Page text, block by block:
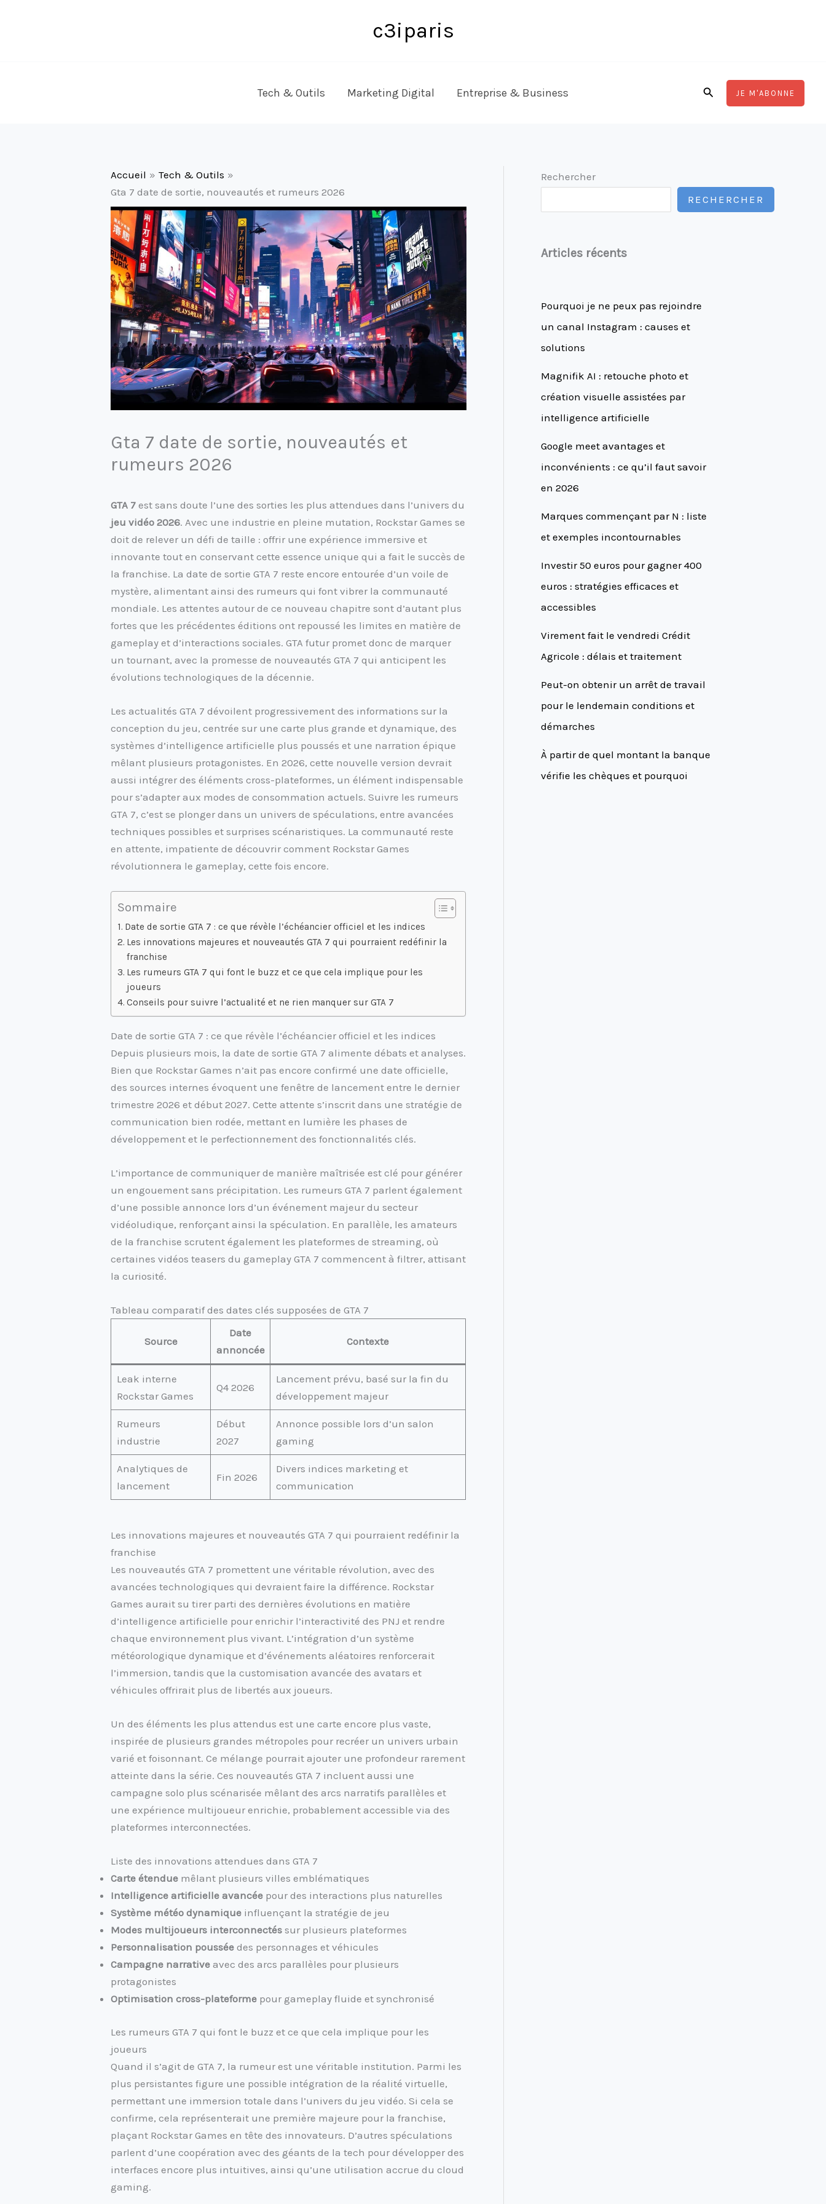
c3iparis
Tech & Outils Marketing Digital Entreprise & Business RechercherJE M'ABONNE
Accueil
Tech & Outils
Gta 7 date de sortie, nouveautés et rumeurs 2026
Gta 7 date de sortie, nouveautés et
rumeurs 2026
GTA 7 est sans doute l’une des sorties les plus attendues dans l’univers du
jeu vidéo 2026. Avec une industrie en pleine mutation, Rockstar Games se
doit de relever un défi de taille : offrir une expérience immersive et
innovante tout en conservant cette essence unique qui a fait le succès de
la franchise. La date de sortie GTA 7 reste encore entourée d’un voile de
mystère, alimentant ainsi des rumeurs qui font vibrer la communauté
mondiale. Les attentes autour de ce nouveau chapitre sont d’autant plus
fortes que les précédentes éditions ont repoussé les limites en matière de
gameplay et d’interactions sociales. GTA futur promet donc de marquer
un tournant, avec la promesse de nouveautés GTA 7 qui anticipent les
évolutions technologiques de la décennie.
Les actualités GTA 7 dévoilent progressivement des informations sur la
conception du jeu, centrée sur une carte plus grande et dynamique, des
systèmes d’intelligence artificielle plus poussés et une narration épique
mêlant plusieurs protagonistes. En 2026, cette nouvelle version devrait
aussi intégrer des éléments cross-plateformes, un élément indispensable
pour s’adapter aux modes de consommation actuels. Suivre les rumeurs
GTA 7, c’est se plonger dans un univers de spéculations, entre avancées
techniques possibles et surprises scénaristiques. La communauté reste
en attente, impatiente de découvrir comment Rockstar Games
révolutionnera le gameplay, cette fois encore.
Sommaire
Date de sortie GTA 7 : ce que révèle l’échéancier officiel et les indices
Les innovations majeures et nouveautés GTA 7 qui pourraient redéfinir la
franchise
Les rumeurs GTA 7 qui font le buzz et ce que cela implique pour les
joueurs
Conseils pour suivre l’actualité et ne rien manquer sur GTA 7
Date de sortie GTA 7 : ce que révèle l’échéancier officiel et les indices
Depuis plusieurs mois, la date de sortie GTA 7 alimente débats et analyses.
Bien que Rockstar Games n’ait pas encore confirmé une date officielle,
des sources internes évoquent une fenêtre de lancement entre le dernier
trimestre 2026 et début 2027. Cette attente s’inscrit dans une stratégie de
communication bien rodée, mettant en lumière les phases de
développement et le perfectionnement des fonctionnalités clés.
L’importance de communiquer de manière maîtrisée est clé pour générer
un engouement sans précipitation. Les rumeurs GTA 7 parlent également
d’une possible annonce lors d’un événement majeur du secteur
vidéoludique, renforçant ainsi la spéculation. En parallèle, les amateurs
de la franchise scrutent également les plateformes de streaming, où
certaines vidéos teasers du gameplay GTA 7 commencent à filtrer, attisant
la curiosité.
Tableau comparatif des dates clés supposées de GTA 7
Source
Date
annoncée
Contexte
Leak interne
Rockstar Games
Q4 2026
Lancement prévu, basé sur la fin du
développement majeur
Rumeurs
industrie
Début
2027
Annonce possible lors d’un salon
gaming
Analytiques de
lancement
Fin 2026
Divers indices marketing et
communication
Les innovations majeures et nouveautés GTA 7 qui pourraient redéfinir la
franchise
Les nouveautés GTA 7 promettent une véritable révolution, avec des
avancées technologiques qui devraient faire la différence. Rockstar
Games aurait su tirer parti des dernières évolutions en matière
d’intelligence artificielle pour enrichir l’interactivité des PNJ et rendre
chaque environnement plus vivant. L’intégration d’un système
météorologique dynamique et d’événements aléatoires renforcerait
l’immersion, tandis que la customisation avancée des avatars et
véhicules offrirait plus de libertés aux joueurs.
Un des éléments les plus attendus est une carte encore plus vaste,
inspirée de plusieurs grandes métropoles pour recréer un univers urbain
varié et foisonnant. Ce mélange pourrait ajouter une profondeur rarement
atteinte dans la série. Ces nouveautés GTA 7 incluent aussi une
campagne solo plus scénarisée mêlant des arcs narratifs parallèles et
une expérience multijoueur enrichie, probablement accessible via des
plateformes interconnectées.
Liste des innovations attendues dans GTA 7
Carte étendue mêlant plusieurs villes emblématiques
Intelligence artificielle avancée pour des interactions plus naturelles
Système météo dynamique influençant la stratégie de jeu
Modes multijoueurs interconnectés sur plusieurs plateformes
Personnalisation poussée des personnages et véhicules
Campagne narrative avec des arcs parallèles pour plusieurs
protagonistes
Optimisation cross-plateforme pour gameplay fluide et synchronisé
Les rumeurs GTA 7 qui font le buzz et ce que cela implique pour les
joueurs
Quand il s’agit de GTA 7, la rumeur est une véritable institution. Parmi les
plus persistantes figure une possible intégration de la réalité virtuelle,
permettant une immersion totale dans l’univers du jeu vidéo. Si cela se
confirme, cela représenterait une première majeure pour la franchise,
plaçant Rockstar Games en tête des innovateurs. D’autres spéculations
parlent d’une coopération avec des géants de la tech pour développer des
interfaces encore plus intuitives, ainsi qu’une utilisation accrue du cloud
gaming.
Rechercher
RECHERCHER
Articles récents
Pourquoi je ne peux pas rejoindre
un canal Instagram : causes et
solutions
Magnifik AI : retouche photo et
création visuelle assistées par
intelligence artificielle
Google meet avantages et
inconvénients : ce qu’il faut savoir
en 2026
Marques commençant par N : liste
et exemples incontournables
Investir 50 euros pour gagner 400
euros : stratégies efficaces et
accessibles
Virement fait le vendredi Crédit
Agricole : délais et traitement
Peut-on obtenir un arrêt de travail
pour le lendemain conditions et
démarches
À partir de quel montant la banque
vérifie les chèques et pourquoi